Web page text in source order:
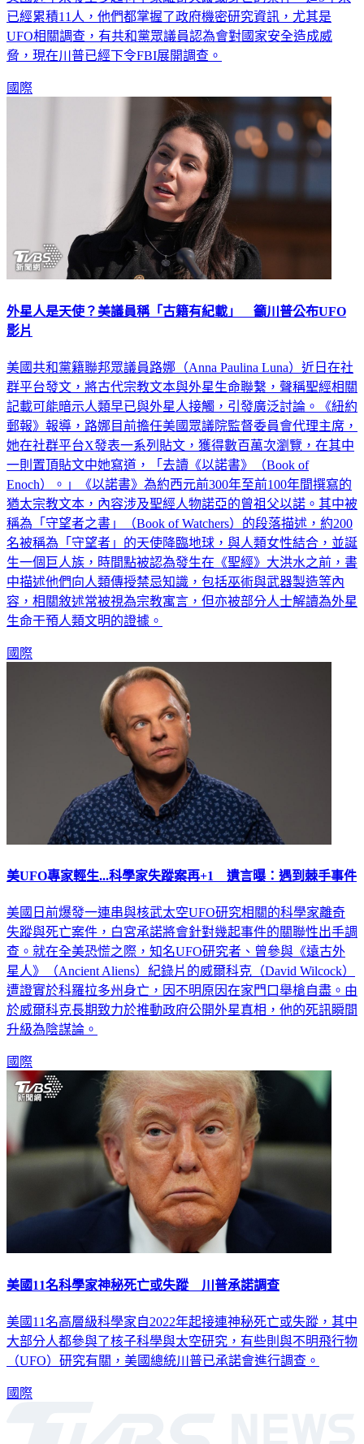
已經累積11人，他們都掌握了政府機密研究資訊，尤其是
UFO相關調查，有共和黨眾議員認為會對國家安全造成威
脅，現在川普已經下令FBI展開調查。
國際
外星人是天使？美議員稱「古籍有紀載」 籲川普公布UFO
影片
美國共和黨籍聯邦眾議員路娜（Anna Paulina Luna）近日在社
群平台發文，將古代宗教文本與外星生命聯繫，聲稱聖經相關
記載可能暗示人類早已與外星人接觸，引發廣泛討論。《紐約
郵報》報導，路娜目前擔任美國眾議院監督委員會代理主席，
她在社群平台X發表一系列貼文，獲得數百萬次瀏覽，在其中
一則置頂貼文中她寫道，「去讀《以諾書》（Book of
Enoch）。」《以諾書》為約西元前300年至前100年間撰寫的
猶太宗教文本，內容涉及聖經人物諾亞的曾祖父以諾。其中被
稱為「守望者之書」（Book of Watchers）的段落描述，約200
名被稱為「守望者」的天使降臨地球，與人類女性結合，並誕
生一個巨人族，時間點被認為發生在《聖經》大洪水之前，書
中描述他們向人類傳授禁忌知識，包括巫術與武器製造等內
容，相關敘述常被視為宗教寓言，但亦被部分人士解讀為外星
生命干預人類文明的證據。
國際
美UFO專家輕生...科學家失蹤案再+1 遺言曝：遇到棘手事件
美國日前爆發一連串與核武太空UFO研究相關的科學家離奇
失蹤與死亡案件，白宮承諾將會針對幾起事件的關聯性出手調
查。就在全美恐慌之際，知名UFO研究者、曾參與《遠古外
星人》（Ancient Aliens）紀錄片的威爾科克（David Wilcock）
遭證實於科羅拉多州身亡，因不明原因在家門口舉槍自盡。由
於威爾科克長期致力於推動政府公開外星真相，他的死訊瞬間
升級為陰謀論。
國際
美國11名科學家神秘死亡或失蹤 川普承諾調查
美國11名高層級科學家自2022年起接連神秘死亡或失蹤，其中
大部分人都參與了核子科學與太空研究，有些則與不明飛行物
（UFO）研究有關，美國總統川普已承諾會進行調查。
國際